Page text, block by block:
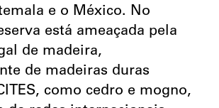
e o México. No
está ameaçada pela
de madeira,
de madeiras duras
como cedro e mogno,